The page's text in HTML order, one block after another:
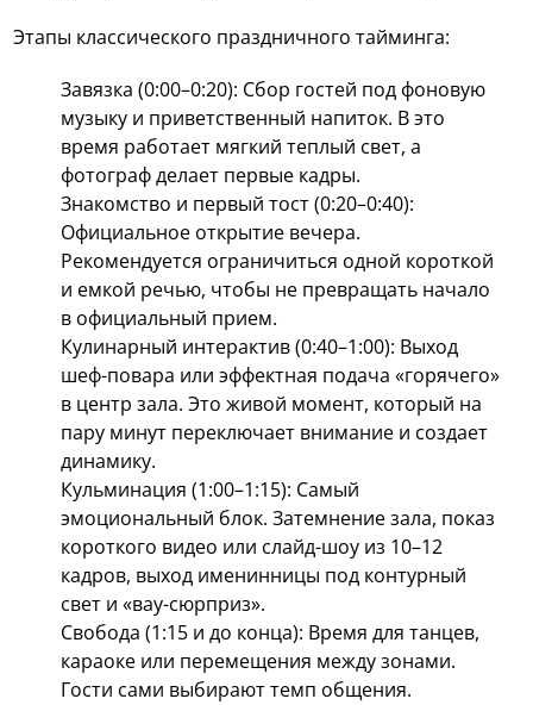
Этапы классического праздничного тайминга:
Завязка (0:00–0:20): Сбор гостей под фоновую
музыку и приветственный напиток. В это
время работает мягкий теплый свет, а
фотограф делает первые кадры.
Знакомство и первый тост (0:20–0:40):
Официальное открытие вечера.
Рекомендуется ограничиться одной короткой
и емкой речью, чтобы не превращать начало
в официальный прием.
Кулинарный интерактив (0:40–1:00): Выход
шеф-повара или эффектная подача «горячего»
в центр зала. Это живой момент, который на
пару минут переключает внимание и создает
динамику.
Кульминация (1:00–1:15): Самый
эмоциональный блок. Затемнение зала, показ
короткого видео или слайд-шоу из 10–12
кадров, выход именинницы под контурный
свет и «вау-сюрприз».
Свобода (1:15 и до конца): Время для танцев,
караоке или перемещения между зонами.
Гости сами выбирают темп общения.